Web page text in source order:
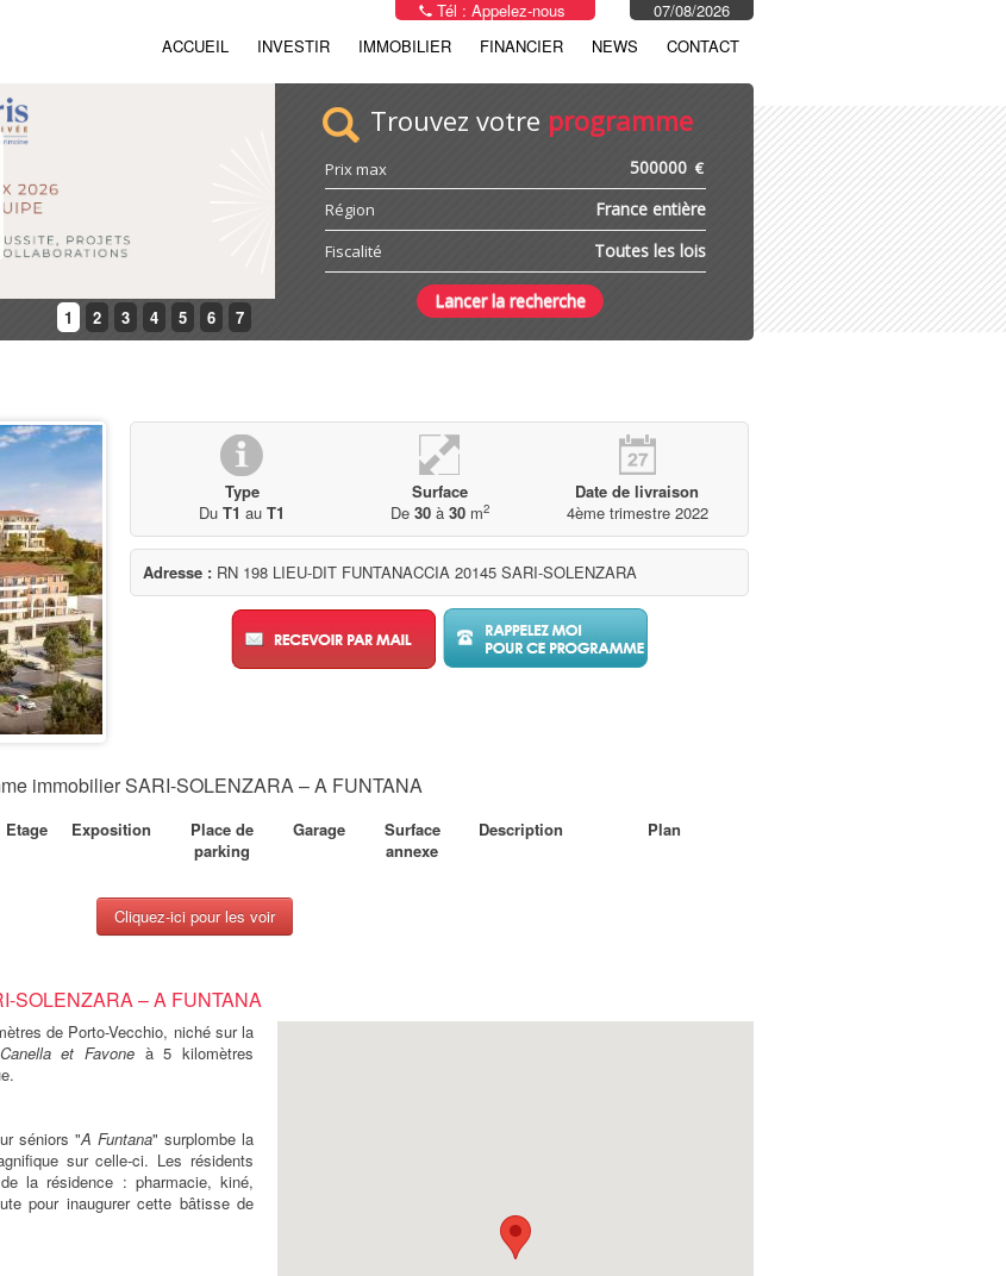
Tél : Appelez-nous
07/08/2026
ACCUEIL
INVESTIR IMMOBILIER FINANCIER NEWS CONTACT
1 2 3 4 5 6 7
Trouvez votre programme
Prix max
€
Région
Fiscalité
Type
Du T1 au T1
Surface
De 30à 30m2
Date de livraison
4ème trimestre 2022
Adresse : RN 198 LIEU-DIT FUNTANACCIA 20145 SARI-SOLENZARA
immobilier SARI-SOLENZARA – A FUNTANA
Etage Exposition
Place de
parking
Garage
Surface
annexe
Description Plan
Cliquez-ici pour les voir
SOLENZARA – A FUNTANA
de Porto-Vecchio, niché sur la
et Favone à 5 kilomètres
séniors "A Funtana" surplombe la
sur celle-ci. Les résidents
la résidence : pharmacie, kiné,
pour inaugurer cette bâtisse de